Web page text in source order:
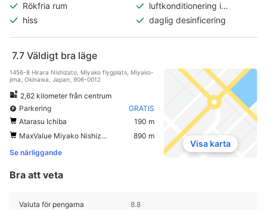
Rökfria rum
luftkonditionering i
allmänna utrymmen
hiss daglig desinficering
7.7 Väldigt bra läge
1456-8 Hirara Nishizato, Miyako flygplats, Miyako-
jima, Okinawa, Japan, 906-0012
2,62 kilometer från centrum
Parkering
GRATIS
Atarasu Ichiba
190 m
MaxValue Miyako Nishizato Store
890 m
Se närliggande
Visa karta
Bra att veta
Valuta för pengarna 8.8